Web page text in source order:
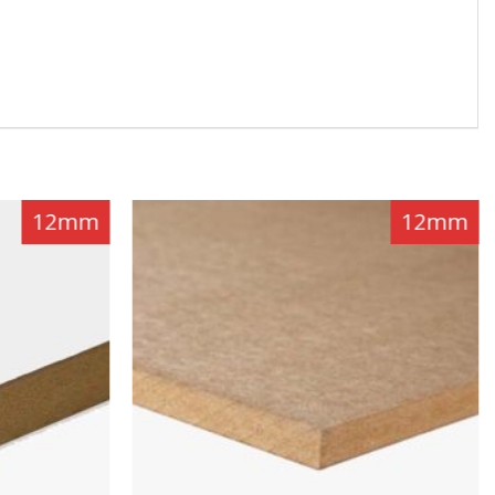
12mm 12mm